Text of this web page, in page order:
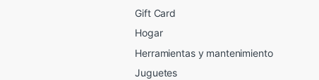
Gift Card
Hogar
Herramientas y mantenimiento
Juguetes